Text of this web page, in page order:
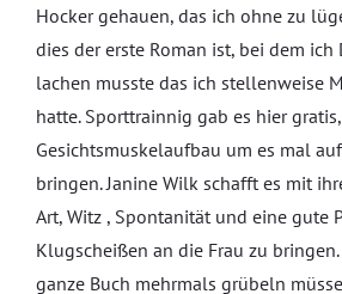
Hocker gehauen, das ich ohne zu
dies der erste Roman ist, bei dem ich
lachen musste das ich stellenweise
hatte. Sporttrainnig gab es hier gratis,
Gesichtsmuskelaufbau um es mal
bringen. Janine Wilk schafft es mit
Art, Witz , Spontanität und eine gute
Klugscheißen an die Frau zu
ganze Buch mehrmals grübeln